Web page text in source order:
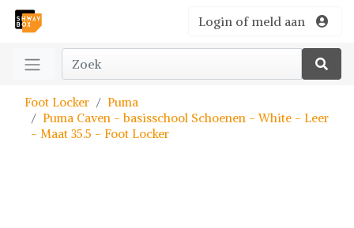
Login of meld aan
Foot Locker
Puma
Puma Caven - basisschool Schoenen - White - Leer
- Maat 35.5 - Foot Locker